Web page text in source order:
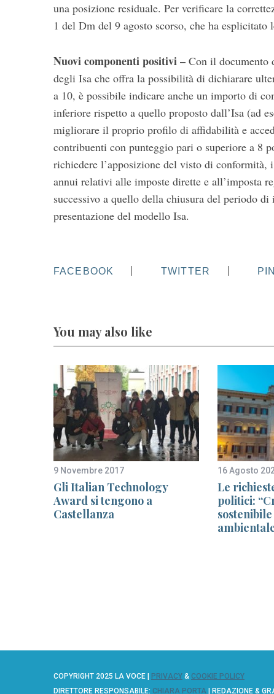
una posizione residuale. Per verificare la
1 del Dm del 9 agosto scorso, che ha
Nuovi componenti positivi – Con il documento
degli Isa che offra la possibilità di dichiarare
a 10, è possibile indicare anche un importo di
inferiore rispetto a quello proposto dall’Isa (ad
migliorare il proprio profilo di affidabilità e
contribuenti con punteggio pari o superiore a 8
richiedere l’apposizione del visto di
annui relativi alle imposte dirette e all’imposta
successivo a quello della chiusura del periodo
presentazione del modello Isa.
FACEBOOK TWITTER
You may also like
9 Novembre 2017
Gli Italian Technology
Award si tengono a
Castellanza
16 Agosto
Le
politici:
COPYRIGHT 2025 LA VOCE | PRIVACY & COOKIE POLICY
DIRETTORE RESPONSABILE: CHIARA PORTA | REDAZIONE &